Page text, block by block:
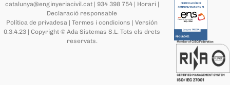
catalunya@enginyeriacivil.cat | 934 398 754 | Horari |
Declaració responsable
Política de privadesa | Termes i condicions | Versión
0.3.4.23 | Copyright © Ada Sistemas S.L.Tots els drets
reservats.